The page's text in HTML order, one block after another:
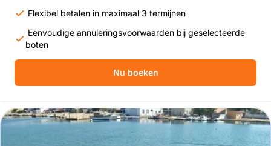
Flexibel betalen in maximaal 3 termijnen
Eenvoudige annuleringsvoorwaarden bij geselecteerde
boten
Nu boeken